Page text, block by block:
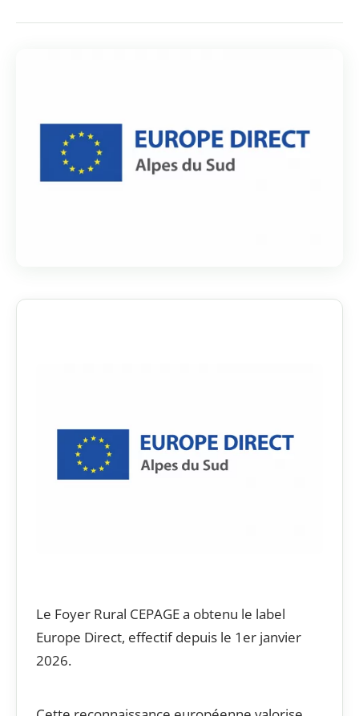
Le Foyer Rural CEPAGE a obtenu le label
Europe Direct, effectif depuis le 1er janvier
2026.